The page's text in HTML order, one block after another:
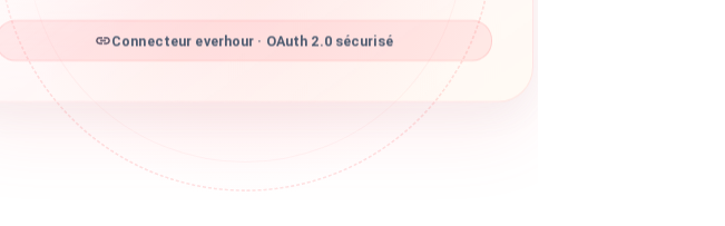
Connecteur everhour · OAuth 2.0 sécurisé